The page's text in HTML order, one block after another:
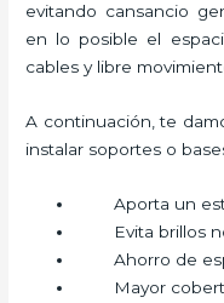
evitando cansancio
en lo posible el
cables y libre
A continuación, te
instalar soportes o
Aporta un
Evita brillos
Ahorro de
Mayor